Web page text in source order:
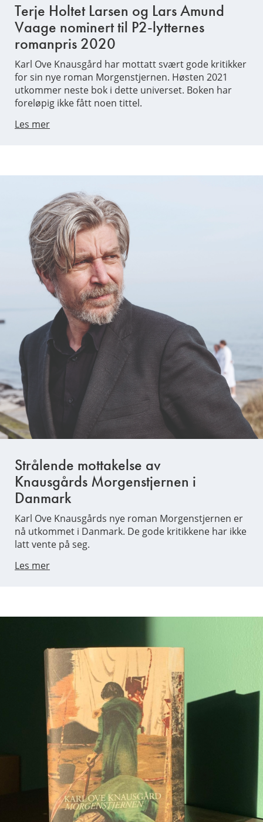
Terje Holtet Larsen og Lars Amund
Vaage nominert til P2-lytternes
romanpris 2020
Karl Ove Knausgård har mottatt svært gode kritikker
for sin nye roman Morgenstjernen. Høsten 2021
utkommer neste bok i dette universet. Boken har
foreløpig ikke fått noen tittel.
Les mer
Strålende mottakelse av
Knausgårds Morgenstjernen i
Danmark
Karl Ove Knausgårds nye roman Morgenstjernen er
nå utkommet i Danmark. De gode kritikkene har ikke
latt vente på seg.
Les mer